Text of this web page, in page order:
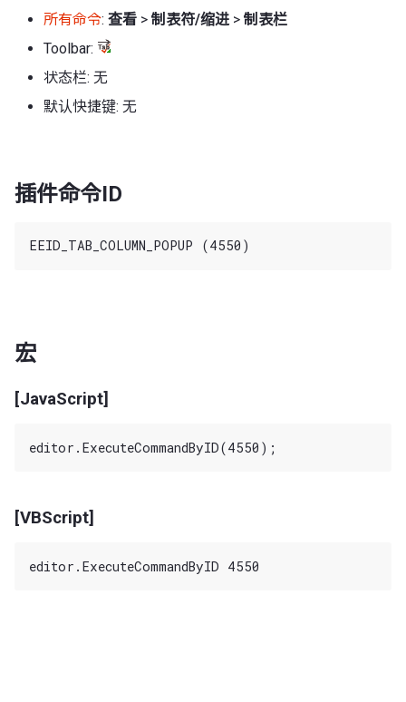
所有命令: 查看 > 制表符/缩进 > 制表栏
Toolbar:
状态栏: 无
默认快捷键: 无
插件命令ID
宏
[JavaScript]
[VBScript]